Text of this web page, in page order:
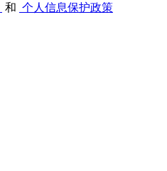
和 个人信息保护政策